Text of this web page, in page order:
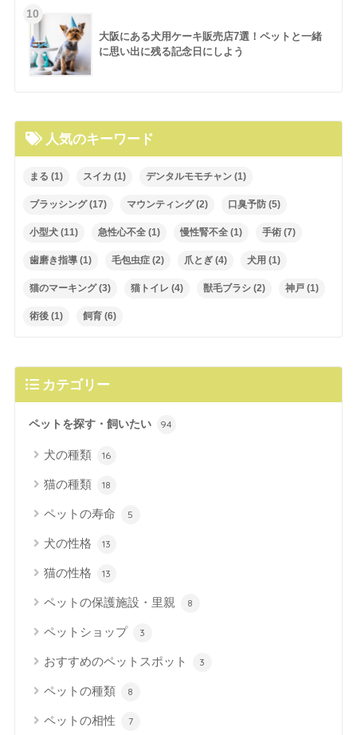
大阪にある犬用ケーキ販売店7選！ペットと一緒
に思い出に残る記念日にしよう
人気のキーワード
まる (1) スイカ (1) デンタルモモチャン(1)
ブラッシング(17) マウンティング(2) 口臭予防(5)
小型犬(11) 急性心不全(1) 慢性腎不全(1) 手術(7)
歯磨き指導(1) 毛包虫症(2) 爪とぎ(4) 犬用 (1)
猫のマーキング(3) 猫トイレ (4) 獣毛ブラシ(2) 神戸(1)
術後(1) 飼育(6)
カテゴリー
ペットを探す・飼いたい 94
犬の種類 16
猫の種類 18
ペットの寿命 5
犬の性格 13
猫の性格 13
ペットの保護施設・里親 8
ペットショップ 3
おすすめのペットスポット 3
ペットの種類 8
ペットの相性 7